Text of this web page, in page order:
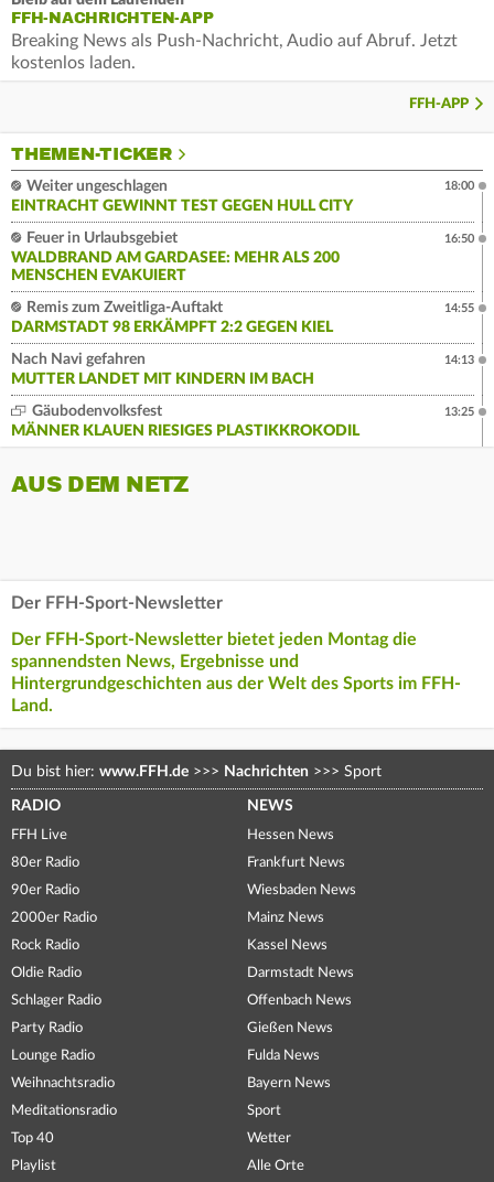
FFH-NACHRICHTEN-APP
Breaking News als Push-Nachricht, Audio auf Abruf. Jetzt
kostenlos laden.
FFH-APP
THEMEN-TICKER
Weiter ungeschlagen
EINTRACHT GEWINNT TEST GEGEN HULL CITY
18:00
Feuer in Urlaubsgebiet
WALDBRAND AM GARDASEE: MEHR ALS 200
MENSCHEN EVAKUIERT
16:50
Remis zum Zweitliga-Auftakt
DARMSTADT 98 ERKÄMPFT 2:2 GEGEN KIEL
14:55
Nach Navi gefahren
MUTTER LANDET MIT KINDERN IM BACH
14:13
Gäubodenvolksfest
MÄNNER KLAUEN RIESIGES PLASTIKKROKODIL
13:25
AUS DEM NETZ
Der FFH-Sport-Newsletter
Der FFH-Sport-Newsletter bietet jeden Montag die
spannendsten News, Ergebnisse und
Hintergrundgeschichten aus der Welt des Sports im FFH-
Land.
Du bist hier: www.FFH.de >>> Nachrichten >>> Sport
RADIO
FFH Live
80er Radio
90er Radio
2000er Radio
Rock Radio
Oldie Radio
Schlager Radio
Party Radio
Lounge Radio
Weihnachtsradio
Meditationsradio
Top 40
Playlist
NEWS
Hessen News
Frankfurt News
Wiesbaden News
Mainz News
Kassel News
Darmstadt News
Offenbach News
Gießen News
Fulda News
Bayern News
Sport
Wetter
Alle Orte